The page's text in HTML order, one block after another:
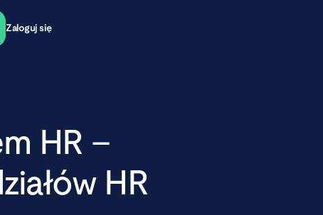
Zaloguj się
HR –
HR